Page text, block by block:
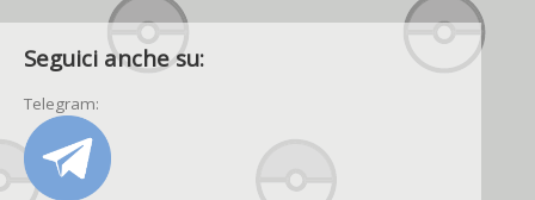
Seguici anche su:
Telegram: